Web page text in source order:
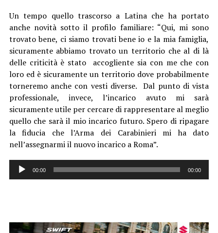
Un tempo quello trascorso a Latina che ha portato
anche novità sotto il profilo familiare: “Qui, mi sono
trovato bene, ci siamo trovati bene io e la mia famiglia,
sicuramente abbiamo trovato un territorio che al di là
delle criticità è stato accogliente sia con me che con
loro ed è sicuramente un territorio dove probabilmente
torneremo anche con vesti diverse. Dal punto di vista
professionale, invece, l’incarico avuto mi sarà
sicuramente utile per cercare di rappresentare al meglio
quello che sarà il mio incarico futuro. Spero di ripagare
la fiducia che l’Arma dei Carabinieri mi ha dato
nell’assegnarmi il nuovo incarico a Roma”.
Audio
00:00 00:00